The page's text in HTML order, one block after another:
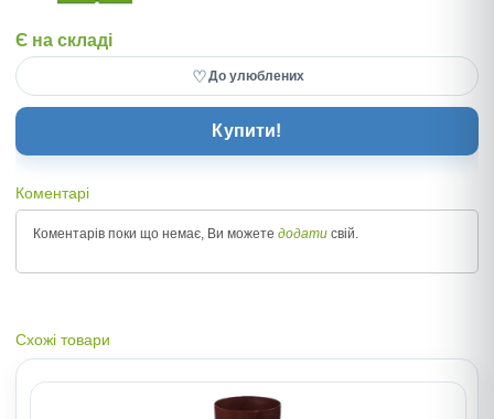
Є на складі
♡До улюблених
Купити!
Коментарі
Коментарів поки що немає, Ви можете додати свій.
Схожі товари